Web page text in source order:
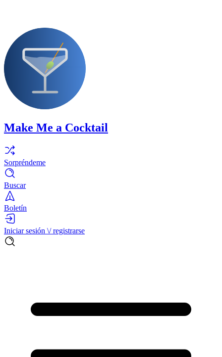
Make Me a Cocktail
Sorpréndeme
Buscar
Boletín
Iniciar sesión \/ registrarse